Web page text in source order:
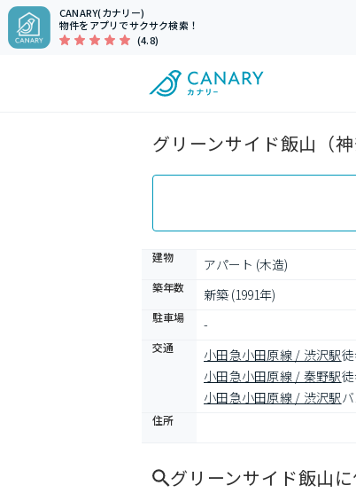
CANARY(カナリー)
物件をアプリでサクサク検索！
(4.8)
グリーンサイド飯山（
建物 アパート (木造)
築年数 新築 (1991年)
駐車場 -
交通 小田急小田原線 / 渋沢駅
小田急小田原線 / 秦野駅
小田急小田原線 / 渋沢駅
住所
グリーンサイド飯山